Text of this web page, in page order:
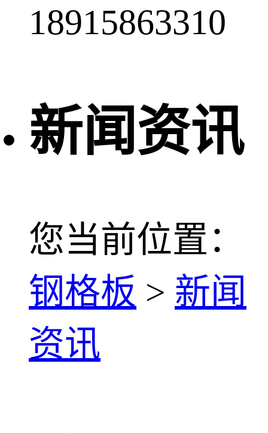
18915863310
新闻资讯
您当前位置：
钢格板 > 新闻
资讯